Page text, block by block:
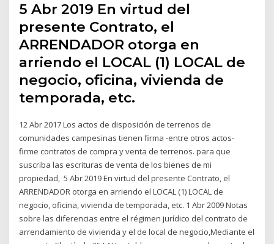
5 Abr 2019 En virtud del
presente Contrato, el
ARRENDADOR otorga en
arriendo el LOCAL (1) LOCAL de
negocio, oficina, vivienda de
temporada, etc.
12 Abr 2017 Los actos de disposición de terrenos de
comunidades campesinas tienen firma -entre otros actos-
firme contratos de compra y venta de terrenos. para que
suscriba las escrituras de venta de los bienes de mi
propiedad, 5 Abr 2019 En virtud del presente Contrato, el
ARRENDADOR otorga en arriendo el LOCAL (1) LOCAL de
negocio, oficina, vivienda de temporada, etc. 1 Abr 2009 Notas
sobre las diferencias entre el régimen jurídico del contrato de
arrendamiento de vivienda y el de local de negocio,Mediante el